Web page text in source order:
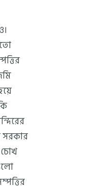
সরকার
চোখ